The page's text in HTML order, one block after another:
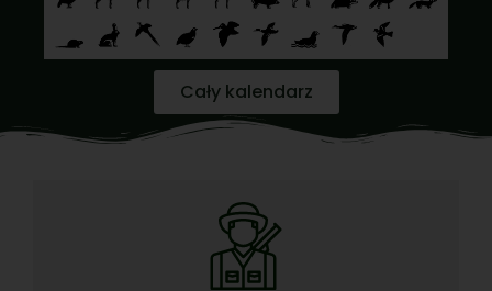
Cały kalendarz